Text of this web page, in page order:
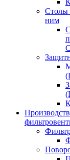
Столы
ним